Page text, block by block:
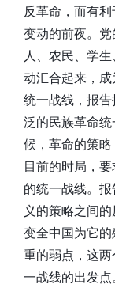
反革命，而有
变动的前夜。
人、农民、学
动汇合起来，
统一战线，报
泛的民族革命
候，革命的策略
目前的时局，
的统一战线。
义的策略之间
变全中国为它
重的弱点，这
一战线的出发